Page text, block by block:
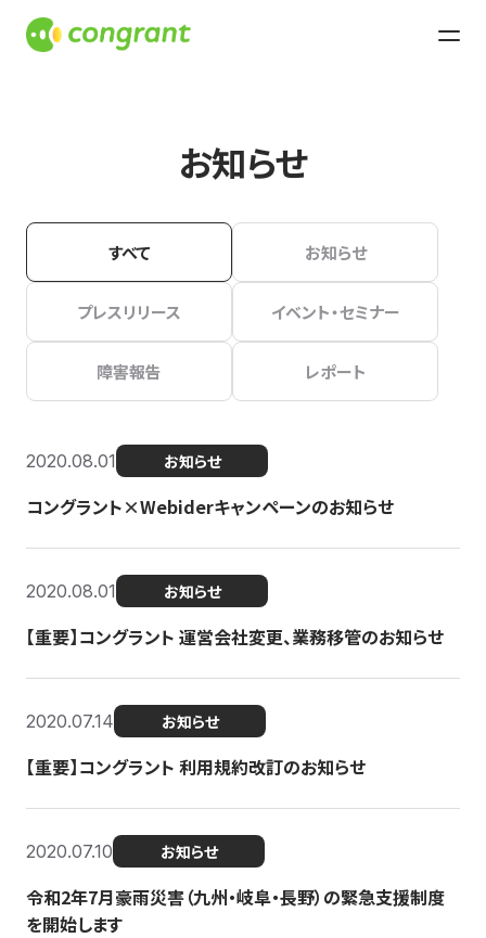
お知らせ
すべて お知らせ
プレスリリース イベント・セミナー
障害報告 レポート
2020.08.01 お知らせ
コングラント×Webiderキャンペーンのお知らせ
2020.08.01 お知らせ
【重要】コングラント 運営会社変更、業務移管のお知らせ
2020.07.14 お知らせ
【重要】コングラント 利用規約改訂のお知らせ
2020.07.10 お知らせ
令和2年7月豪雨災害（九州・岐阜・長野）の緊急支援制度
を開始します